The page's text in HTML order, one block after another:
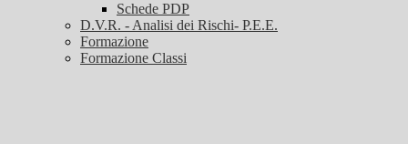
Schede PDP
D.V.R. - Analisi dei Rischi- P.E.E.
Formazione
Formazione Classi